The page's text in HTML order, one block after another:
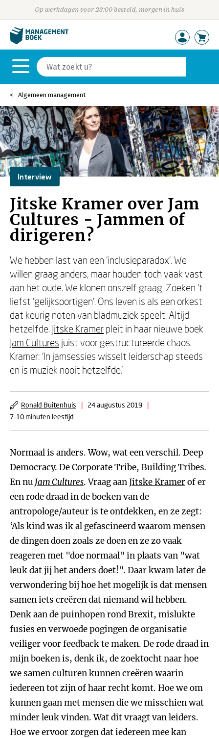
Op werkdagen voor 23:00 besteld, morgen in huis
Algemeen management
Interview
Jitske Kramer over Jam
Cultures - Jammen of
dirigeren?
We hebben last van een ‘inclusieparadox'. We
willen graag anders, maar houden toch vaak vast
aan het oude. We klonen onszelf graag. Zoeken 't
liefst ‘gelijksoortigen'. Ons leven is als een orkest
dat keurig noten van bladmuziek speelt. Altijd
hetzelfde. Jitske Kramer pleit in haar nieuwe boek
Jam Cultures juist voor gestructureerde chaos.
Kramer: ‘In jamsessies wisselt leiderschap steeds
en is muziek nooit hetzelfde.'
Ronald Buitenhuis | 24 augustus 2019
|
7-10 minuten leestijd
Normaal is anders. Wow, wat een verschil. Deep
Democracy. De Corporate Tribe, Building Tribes.
En nu Jam Cultures. Vraag aanJitske Kramerof er
een rode draad in de boeken van de
antropologe/auteur is te ontdekken, en ze zegt:
‘Als kind was ik al gefascineerd waarom mensen
de dingen doen zoals ze doen en ze zo vaak
reageren met "doe normaal" in plaats van "wat
leuk dat jij het anders doet!". Daar kwam later de
verwondering bij hoe het mogelijk is dat mensen
samen iets creëren dat niemand wil hebben.
Denk aan de puinhopen rond Brexit, mislukte
fusies en verwoede pogingen de organisatie
veiliger voor feedback te maken. De rode draad in
mijn boeken is, denk ik, de zoektocht naar hoe
we samen culturen kunnen creëren waarin
iedereen tot zijn of haar recht komt. Hoe we om
kunnen gaan met mensen die we misschien wat
minder leuk vinden. Wat dit vraagt van leiders.
Hoe we ervoor zorgen dat iedereen mee kan